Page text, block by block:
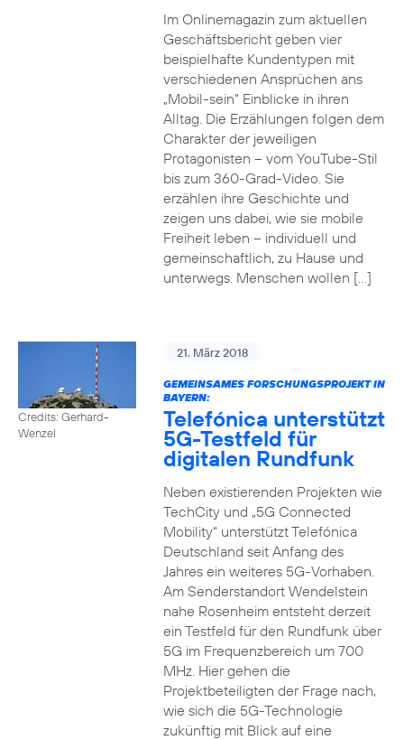
Im Onlinemagazin zum aktuellen
Geschäftsbericht geben vier
beispielhafte Kundentypen mit
verschiedenen Ansprüchen ans
„Mobil-sein“ Einblicke in ihren
Alltag. Die Erzählungen folgen dem
Charakter der jeweiligen
Protagonisten – vom YouTube-Stil
bis zum 360-Grad-Video. Sie
erzählen ihre Geschichte und
zeigen uns dabei, wie sie mobile
Freiheit leben – individuell und
gemeinschaftlich, zu Hause und
unterwegs. Menschen wollen […]
Credits: Gerhard-
Wenzel
21. März 2018
GEMEINSAMES FORSCHUNGSPROJEKT IN
BAYERN:
Telefónica unterstützt
5G-Testfeld für
digitalen Rundfunk
Neben existierenden Projekten wie
TechCity und „5G Connected
Mobility“ unterstützt Telefónica
Deutschland seit Anfang des
Jahres ein weiteres 5G-Vorhaben.
Am Senderstandort Wendelstein
nahe Rosenheim entsteht derzeit
ein Testfeld für den Rundfunk über
5G im Frequenzbereich um 700
MHz. Hier gehen die
Projektbeteiligten der Frage nach,
wie sich die 5G-Technologie
zukünftig mit Blick auf eine